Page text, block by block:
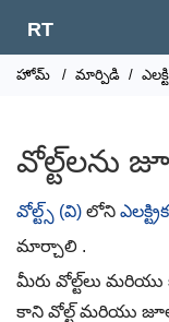
RT
హోమ్ / మార్పిడి /
వోల్ట్‌లను
వోల్ట్స్ (వి) లోని
మార్చాలి .
మీరు వోల్ట్‌లు మరియు
కాని వోల్ట్ మరియు